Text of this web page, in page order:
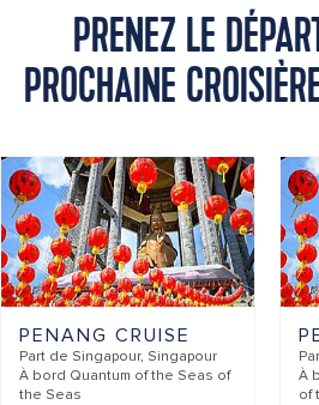
PRENEZ LE
PROCHAINE
PENANG CRUISE
Part de Singapour, Singapour
À bord Quantum of the Seas of
the Seas
À
of